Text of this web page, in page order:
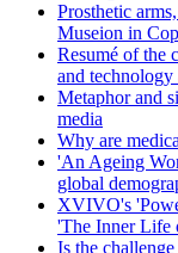
Prosthetic
Museion in
Resumé of the
and technology
Metaphor and
media
Why are
'An Ageing
global
XVIVO's
'The Inner Life
Is the